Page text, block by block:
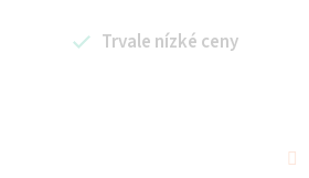
Trvale nízké ceny